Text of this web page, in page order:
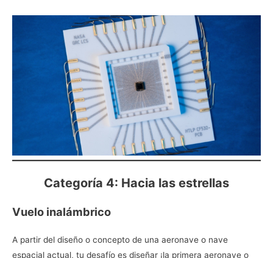
Categoría 4: Hacia las estrellas
Vuelo inalámbrico
A partir del diseño o concepto de una aeronave o nave
espacial actual, tu desafío es diseñar ¡la primera aeronave o